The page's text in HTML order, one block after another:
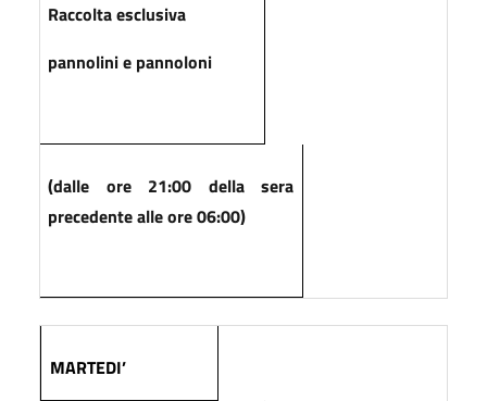
Raccolta esclusiva
pannolini e pannoloni
(dalle ore 21:00 della sera
precedente alle ore 06:00)
MARTEDI’